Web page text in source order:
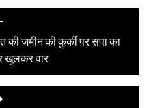
Previous
post:
की जमीन की कुर्की पर सपा का
खुलकर वार
Next